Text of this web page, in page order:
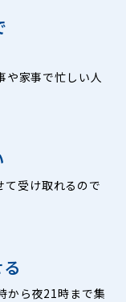
や家事で忙しい人
受け取れるので
から夜21時まで集